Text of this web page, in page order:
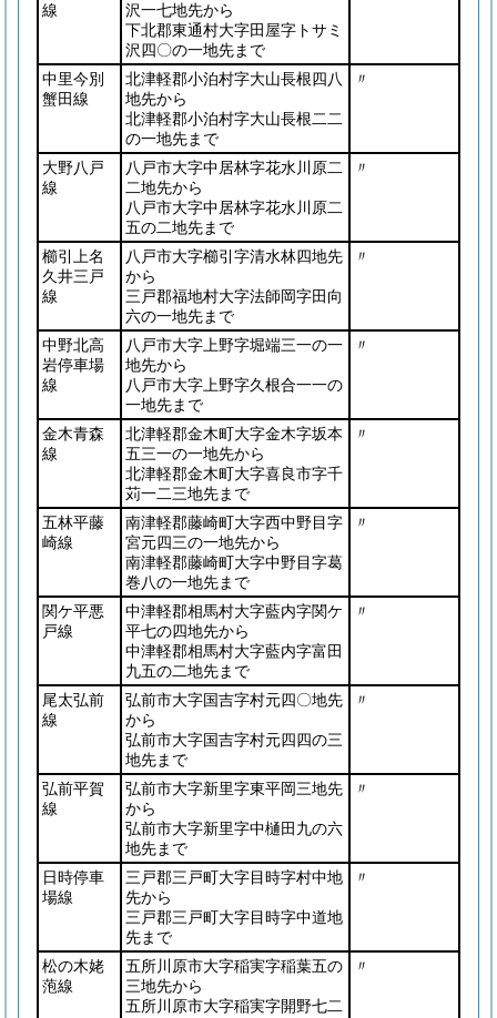
線
沢一七地先から
下北郡東通村大字田屋字トサミ
沢四〇の一地先まで
中里今別
蟹田線
北津軽郡小泊村字大山長根四八
地先から
北津軽郡小泊村字大山長根二二
の一地先まで
〃
大野八戸
線
八戸市大字中居林字花水川原二
二地先から
八戸市大字中居林字花水川原二
五の二地先まで
〃
櫛引上名
久井三戸
線
八戸市大字櫛引字清水林四地先
から
三戸郡福地村大字法師岡字田向
六の一地先まで
〃
中野北高
岩停車場
線
八戸市大字上野字堀端三一の一
地先から
八戸市大字上野字久根合一一の
一地先まで
〃
金木青森
線
北津軽郡金木町大字金木字坂本
五三一の一地先から
北津軽郡金木町大字喜良市字千
苅一二三地先まで
〃
五林平藤
崎線
南津軽郡藤崎町大字西中野目字
宮元四三の一地先から
南津軽郡藤崎町大字中野目字葛
巻八の一地先まで
〃
関ケ平悪
戸線
中津軽郡相馬村大字藍内字関ケ
平七の四地先から
中津軽郡相馬村大字藍内字富田
九五の二地先まで
〃
尾太弘前
線
弘前市大字国吉字村元四〇地先
から
弘前市大字国吉字村元四四の三
地先まで
〃
弘前平賀
線
弘前市大字新里字東平岡三地先
から
弘前市大字新里字中樋田九の六
地先まで
〃
日時停車
場線
三戸郡三戸町大字目時字村中地
先から
三戸郡三戸町大字目時字中道地
先まで
〃
松の木姥
萢線
五所川原市大字稲実字稲葉五の
三地先から
五所川原市大字稲実字開野七二
〃